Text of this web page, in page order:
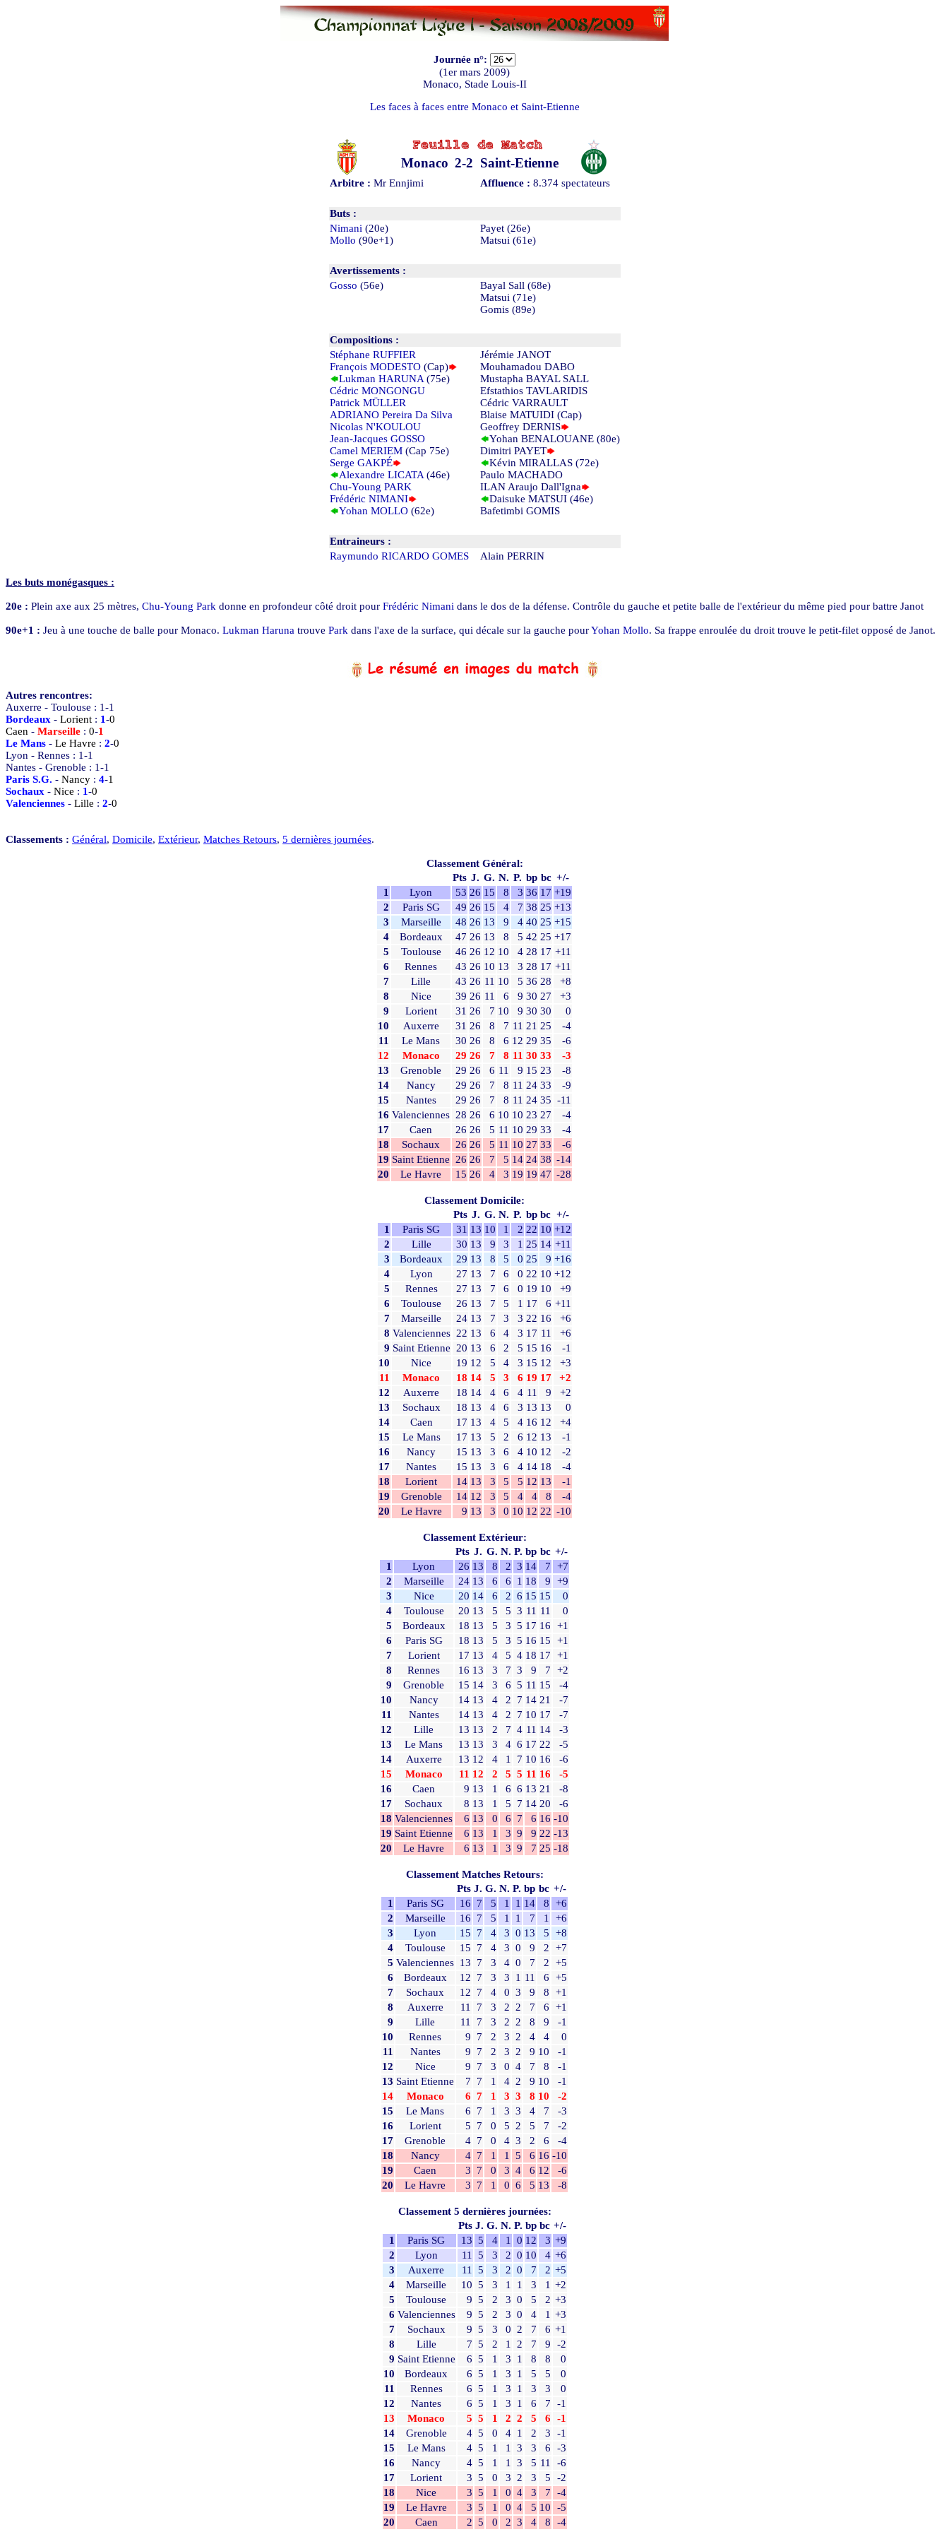
Journée n°:
(1er mars 2009)
Monaco, Stade Louis-II
Les faces à faces entre Monaco et Saint-Etienne
Monaco 2-2 Saint-Etienne
Arbitre : Mr Ennjimi Affluence : 8.374 spectateurs
Buts :
Nimani (20e)
Mollo (90e+1)
Payet (26e)
Matsui (61e)
Avertissements :
Gosso (56e)
Bayal Sall (68e)
Matsui (71e)
Gomis (89e)
Compositions :
Stéphane RUFFIER
François MODESTO(Cap)
Lukman HARUNA(75e)
Cédric MONGONGU
Patrick MÜLLER
ADRIANO Pereira Da Silva
Nicolas N'KOULOU
Jean-Jacques GOSSO
Camel MERIEM(Cap 75e)
Serge GAKPÉ
Alexandre LICATA(46e)
Chu-Young PARK
Frédéric NIMANI
Yohan MOLLO(62e)
Jérémie JANOT
Mouhamadou DABO
Mustapha BAYAL SALL
Efstathios TAVLARIDIS
Cédric VARRAULT
Blaise MATUIDI (Cap)
Geoffrey DERNIS
Yohan BENALOUANE (80e)
Dimitri PAYET
Kévin MIRALLAS (72e)
Paulo MACHADO
ILAN Araujo Dall'Igna
Daisuke MATSUI (46e)
Bafetimbi GOMIS
Entraineurs :
Raymundo RICARDO GOMES
Alain PERRIN
Les buts monégasques :
20e : Plein axe aux 25 mètres, Chu-Young Park donne en profondeur côté droit pour Frédéric Nimani dans le dos de la défense. Contrôle du gauche et petite balle de l'extérieur du même pied pour battre Janot
90e+1 : Jeu à une touche de balle pour Monaco. Lukman Haruna trouve Park dans l'axe de la surface, qui décale sur la gauche pourYohan Mollo. Sa frappe enroulée du droit trouve le petit-filet opposé de Janot.
Autres rencontres:
Auxerre - Toulouse : 1-1
Bordeaux - Lorient : 1-0
Caen - Marseille : 0-1
Le Mans - Le Havre : 2-0
Lyon - Rennes : 1-1
Nantes - Grenoble : 1-1
Paris S.G. - Nancy : 4-1
Sochaux - Nice : 1-0
Valenciennes - Lille : 2-0
Classements : Général, Domicile, Extérieur, Matches Retours, 5 dernières journées.
Classement Général:
Pts J. G. N. P. bp bc +/-
1
Lyon 53 26 15 8 3 36 17 +19
2
Paris SG 49 26 15 4 7 38 25 +13
3
Marseille 48 26 13 9 4 40 25 +15
4
Bordeaux 47 26 13 8 5 42 25 +17
5
Toulouse 46 26 12 10 4 28 17 +11
6
Rennes 43 26 10 13 3 28 17 +11
7
Lille 43 26 11 10 5 36 28
+8
8
Nice 39 26 11 6 9 30 27
+3
9
Lorient 31 26 7 10 9 30 30
0
10
Auxerre 31 26 8 7 11 21 25
-4
11
Le Mans 30 26 8 6 12 29 35
-6
12
Monaco 29 26 7 8 11 30 33
-3
13
Grenoble 29 26 6 11 9 15 23
-8
14
Nancy 29 26 7 8 11 24 33
-9
15
Nantes 29 26 7 8 11 24 35 -11
16 Valenciennes 28 26 6 10 10 23 27
-4
17
Caen 26 26 5 11 10 29 33
-4
18
Sochaux 26 26 5 11 10 27 33
-6
19 Saint Etienne 26 26 7 5 14 24 38 -14
20
Le Havre 15 26 4 3 19 19 47 -28
Classement Domicile:
Pts J. G. N. P. bp bc +/-
1
Paris SG 31 13 10 1 2 22 10 +12
2
Lille 30 13 9 3 1 25 14 +11
3
Bordeaux 29 13 8 5 0 25 9 +16
4
Lyon 27 13 7 6 0 22 10 +12
5
Rennes 27 13 7 6 0 19 10
+9
6
Toulouse 26 13 7 5 1 17 6 +11
7
Marseille 24 13 7 3 3 22 16
+6
8 Valenciennes 22 13 6 4 3 17 11
+6
9 Saint Etienne 20 13 6 2 5 15 16
-1
10
Nice 19 12 5 4 3 15 12
+3
11
Monaco 18 14 5 3 6 19 17
+2
12
Auxerre 18 14 4 6 4 11 9
+2
13
Sochaux 18 13 4 6 3 13 13
0
14
Caen 17 13 4 5 4 16 12
+4
15
Le Mans 17 13 5 2 6 12 13
-1
16
Nancy 15 13 3 6 4 10 12
-2
17
Nantes 15 13 3 6 4 14 18
-4
18
Lorient 14 13 3 5 5 12 13
-1
19
Grenoble 14 12 3 5 4 4 8
-4
20
Le Havre 9 13 3 0 10 12 22 -10
Classement Extérieur:
Pts J. G. N. P. bp bc +/-
1
Lyon 26 13 8 2 3 14 7
+7
2
Marseille 24 13 6 6 1 18 9
+9
3
Nice 20 14 6 2 6 15 15
0
4
Toulouse 20 13 5 5 3 11 11
0
5
Bordeaux 18 13 5 3 5 17 16
+1
6
Paris SG 18 13 5 3 5 16 15
+1
7
Lorient 17 13 4 5 4 18 17
+1
8
Rennes 16 13 3 7 3 9 7
+2
9
Grenoble 15 14 3 6 5 11 15
-4
10
Nancy 14 13 4 2 7 14 21
-7
11
Nantes 14 13 4 2 7 10 17
-7
12
Lille 13 13 2 7 4 11 14
-3
13
Le Mans 13 13 3 4 6 17 22
-5
14
Auxerre 13 12 4 1 7 10 16
-6
15
Monaco 11 12 2 5 5 11 16
-5
16
Caen 9 13 1 6 6 13 21
-8
17
Sochaux 8 13 1 5 7 14 20
-6
18 Valenciennes 6 13 0 6 7 6 16 -10
19 Saint Etienne 6 13 1 3 9 9 22 -13
20
Le Havre 6 13 1 3 9 7 25 -18
Classement Matches Retours:
Pts J. G. N. P. bp bc +/-
1
Paris SG 16 7 5 1 1 14 8
+6
2
Marseille 16 7 5 1 1 7 1
+6
3
Lyon 15 7 4 3 0 13 5
+8
4
Toulouse 15 7 4 3 0 9 2
+7
5 Valenciennes 13 7 3 4 0 7 2
+5
6
Bordeaux 12 7 3 3 1 11 6
+5
7
Sochaux 12 7 4 0 3 9 8
+1
8
Auxerre 11 7 3 2 2 7 6
+1
9
Lille 11 7 3 2 2 8 9
-1
10
Rennes 9 7 2 3 2 4 4
0
11
Nantes 9 7 2 3 2 9 10
-1
12
Nice 9 7 3 0 4 7 8
-1
13 Saint Etienne 7 7 1 4 2 9 10
-1
14
Monaco 6 7 1 3 3 8 10
-2
15
Le Mans 6 7 1 3 3 4 7
-3
16
Lorient 5 7 0 5 2 5 7
-2
17
Grenoble 4 7 0 4 3 2 6
-4
18
Nancy 4 7 1 1 5 6 16 -10
19
Caen 3 7 0 3 4 6 12
-6
20
Le Havre 3 7 1 0 6 5 13 -8
Classement 5 dernières journées:
Pts J. G. N. P. bp bc +/-
1
Paris SG 13 5 4 1 0 12 3 +9
2
Lyon 11 5 3 2 0 10 4 +6
3
Auxerre 11 5 3 2 0 7 2 +5
4
Marseille 10 5 3 1 1 3 1 +2
5
Toulouse 9 5 2 3 0 5 2 +3
6 Valenciennes 9 5 2 3 0 4 1 +3
7
Sochaux 9 5 3 0 2 7 6 +1
8
Lille 7 5 2 1 2 7 9
-2
9 Saint Etienne 6 5 1 3 1 8 8
0
10
Bordeaux 6 5 1 3 1 5 5
0
11
Rennes 6 5 1 3 1 3 3
0
12
Nantes 6 5 1 3 1 6 7
-1
13
Monaco 5 5 1 2 2 5 6
-1
14
Grenoble 4 5 0 4 1 2 3
-1
15
Le Mans 4 5 1 1 3 3 6
-3
16
Nancy 4 5 1 1 3 5 11
-6
17
Lorient 3 5 0 3 2 3 5
-2
18
Nice 3 5 1 0 4 3 7
-4
19
Le Havre 3 5 1 0 4 5 10
-5
20
Caen 2 5 0 2 3 4 8 -4